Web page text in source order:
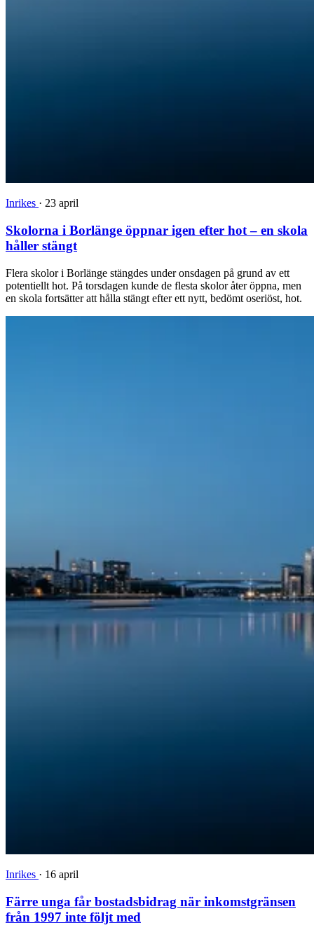
Inrikes · 23 april
Skolorna i Borlänge öppnar igen efter hot – en skola
håller stängt
Flera skolor i Borlänge stängdes under onsdagen på grund av ett
potentiellt hot. På torsdagen kunde de flesta skolor åter öppna, men
en skola fortsätter att hålla stängt efter ett nytt, bedömt oseriöst, hot.
Inrikes · 16 april
Färre unga får bostadsbidrag när inkomstgränsen
från 1997 inte följt med